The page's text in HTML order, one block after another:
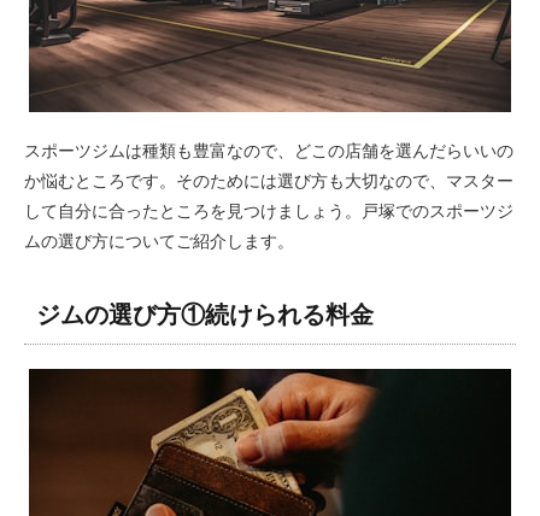
スポーツジムは種類も豊富なので、どこの店舗を選んだらいいの
か悩むところです。そのためには選び方も大切なので、マスター
して自分に合ったところを見つけましょう。戸塚でのスポーツジ
ムの選び方についてご紹介します。
ジムの選び方①続けられる料金